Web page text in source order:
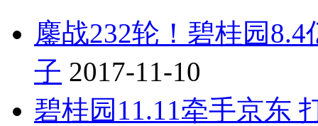
鏖战232轮！碧桂园
子 2017-11-10
碧桂园11.11牵手京东